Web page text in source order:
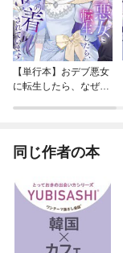
【単行本】おデブ悪女
に転生したら、なぜか
同じ作者の本